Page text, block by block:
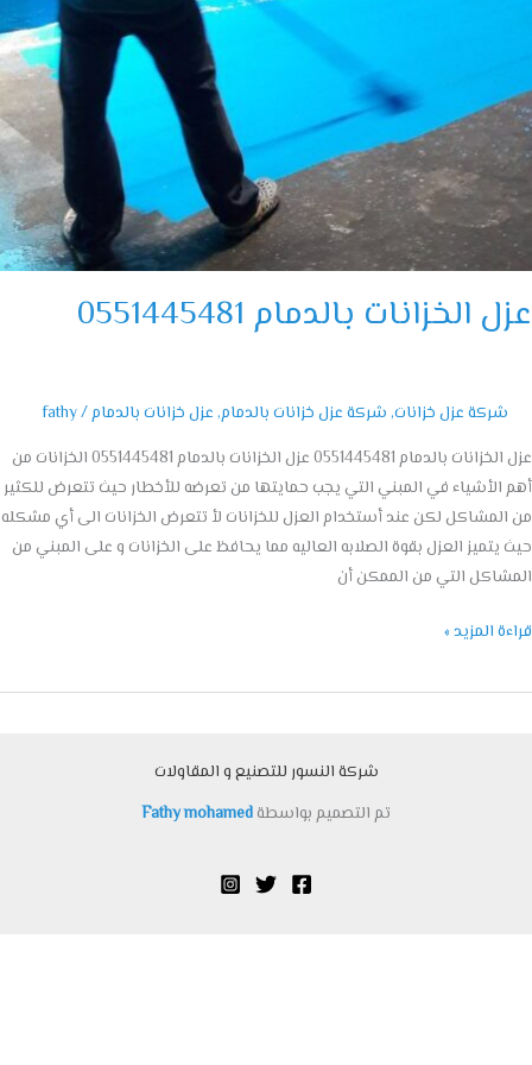
الخزانات بالدمام 0551445481
شركة عزل خزانات,شركة عزل خزانات بالدمام,عزل خزانات بالدمام/
fathy
عزل الخزانات بالدمام 0551445481 عزل الخزانات بالدمام 0551445481 الخزانات من
في المبني التي يجب حمايتها من تعرضه للأخطار حيث تتعرض للكثير
لكن عند أستخدام العزل للخزانات لأ تتعرض الخزانات الى أي مشكله
العزل بقوة الصلابه العاليه مما يحافظ على الخزانات و على المبني من
التي من الممكن أن
المزيد »
شركة النسور للتصنيع و المقاولات
تم التصميم بواسطةFathy mohamed